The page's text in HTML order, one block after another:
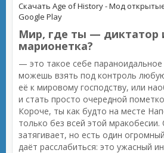
Скачать Age of History - Мод
Google Play
Мир, где ты — диктатор
марионетка?
— это такое себе
можешь взять под контроль
её к мировому господству, или
и стать просто очередной
Короче, ты как будто на месте
только без всей этой мракобесии.
затягивает, но есть один
даёт расслабиться: это ужасный